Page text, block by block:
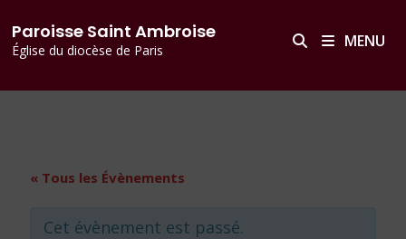
principal
au
contenu
Paroisse Saint Ambroise
Église du diocèse de Paris MENU
« Tous les Évènements
Cet évènement est passé.